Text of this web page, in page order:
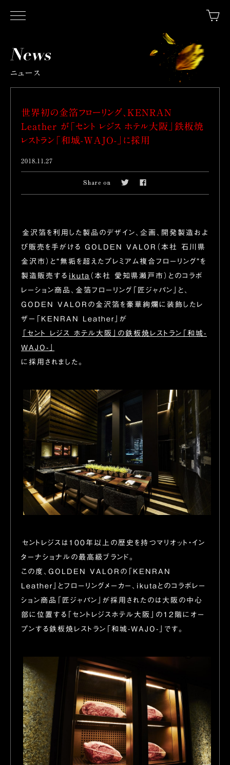
ニュース
世界初の金箔フローリング、KENRAN
Leather が「セント レジス ホテル大阪」鉄板焼
レストラン「和城-WAJO-」に採用
2018.11.27
Share on
金沢箔を利用した製品のデザイン、企画、開発製造およ
び販売を手がける GOLDEN VALOR（本社 石川県
金沢市）と“無垢を超えたプレミアム複合フローリング”を
製造販売する ikuta （本社 愛知県瀬戸市）とのコラボ
レーション商品、金箔フローリング「匠ジャパン」と、
GODEN VALORの金沢箔を豪華絢爛に装飾したレ
ザー「KENRAN Leather」が
「セント レジス ホテル大阪」の鉄板焼レストラン「和城-
WAJO-」
に採用されました。
セントレジスは100年以上の歴史を持つマリオット・イン
ターナショナルの最高級ブランド。
この度、GOLDEN VALORの「KENRAN
Leather」とフローリングメーカー、ikutaとのコラボレー
ション商品「匠ジャパン」が採用されたのは大阪の中心
部に位置する「セントレジスホテル大阪」の12階にオー
プンする鉄板焼レストラン「和城-WAJO-」です。